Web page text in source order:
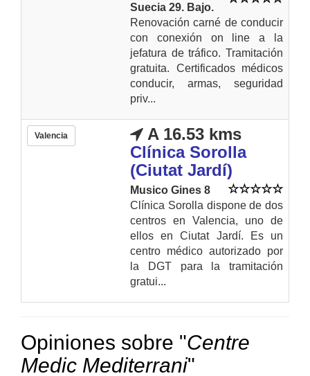
Suecia 29. Bajo.
Renovación carné de conducir
con conexión on line a la
jefatura de tráfico. Tramitación
gratuita. Certificados médicos
conducir, armas, seguridad
priv...
Valencia
A 16.53 kms
Clínica Sorolla
(Ciutat Jardí)
Musico Gines 8
Clínica Sorolla dispone de dos
centros en Valencia, uno de
ellos en Ciutat Jardí. Es un
centro médico autorizado por
la DGT para la tramitación
gratui...
Opiniones sobre "Centre
Medic Mediterrani"